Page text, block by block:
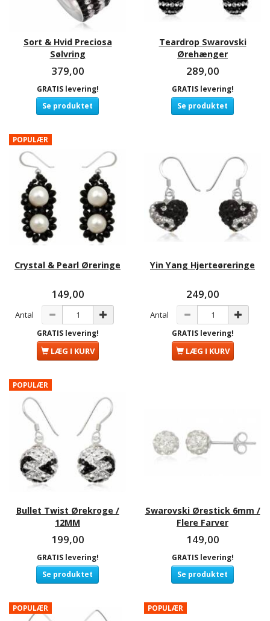
Sort & Hvid Preciosa
Sølvring
379,00
GRATIS levering!
Se produktet
Teardrop Swarovski
Ørehænger
289,00
GRATIS levering!
Se produktet
POPULÆR
Crystal & Pearl Øreringe
149,00
Antal
GRATIS levering!
LÆG I KURV
Yin Yang Hjerteøreringe
249,00
Antal
GRATIS levering!
LÆG I KURV
POPULÆR
Bullet Twist Ørekroge /
12MM
199,00
GRATIS levering!
Se produktet
Swarovski Ørestick 6mm /
Flere Farver
149,00
GRATIS levering!
Se produktet
POPULÆR POPULÆR